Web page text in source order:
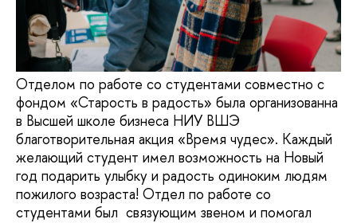
Отделом по работе со студентами совместно с
фондом «Старость в радость» была организованна
в Высшей школе бизнеса НИУ ВШЭ
благотворительная акция «Время чудес». Каждый
желающий студент имел возможность на Новый
год подарить улыбку и радость одиноким людям
пожилого возраста! Отдел по работе со
студентами был связующим звеном и помогал